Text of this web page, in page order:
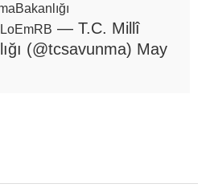
— T.C. Millî
(@tcsavunma) May